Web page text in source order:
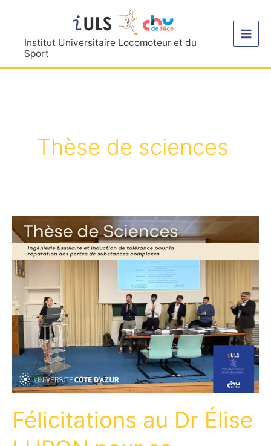
contenuInstitut Universitaire Locomoteur et du
Sport
Thèse de sciences
Félicitations au Dr Élise